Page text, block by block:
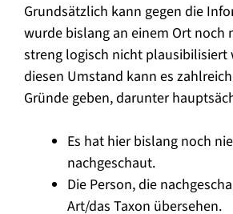
Grundsätzlich kann gegen die
wurde bislang an einem Ort noch
streng logisch nicht plausibilisiert
diesen Umstand kann es
Gründe geben, darunter
Es hat hier bislang noch
nachgeschaut.
Die Person, die
Art/das Taxon übersehen.